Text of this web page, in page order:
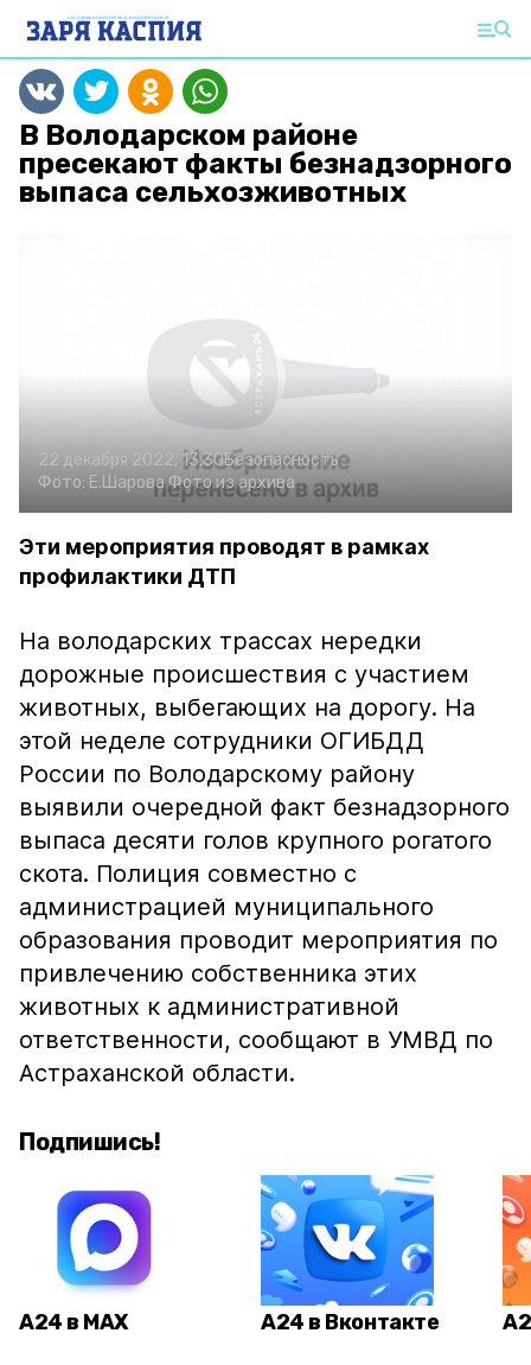
В Володарском районе
пресекают факты безнадзорного
выпаса сельхозживотных
22 декабря 2022, 13:30Безопасность
Фото: Е.ШароваФото из архива
Эти мероприятия проводят в рамках
профилактики ДТП
На володарских трассах нередки
дорожные происшествия с участием
животных, выбегающих на дорогу. На
этой неделе сотрудники ОГИБДД
России по Володарскому району
выявили очередной факт безнадзорного
выпаса десяти голов крупного рогатого
скота. Полиция совместно с
администрацией муниципального
образования проводит мероприятия по
привлечению собственника этих
животных к административной
ответственности, сообщают в УМВД по
Астраханской области.
Подпишись!
А24 в MAX А24 в Вконтакте